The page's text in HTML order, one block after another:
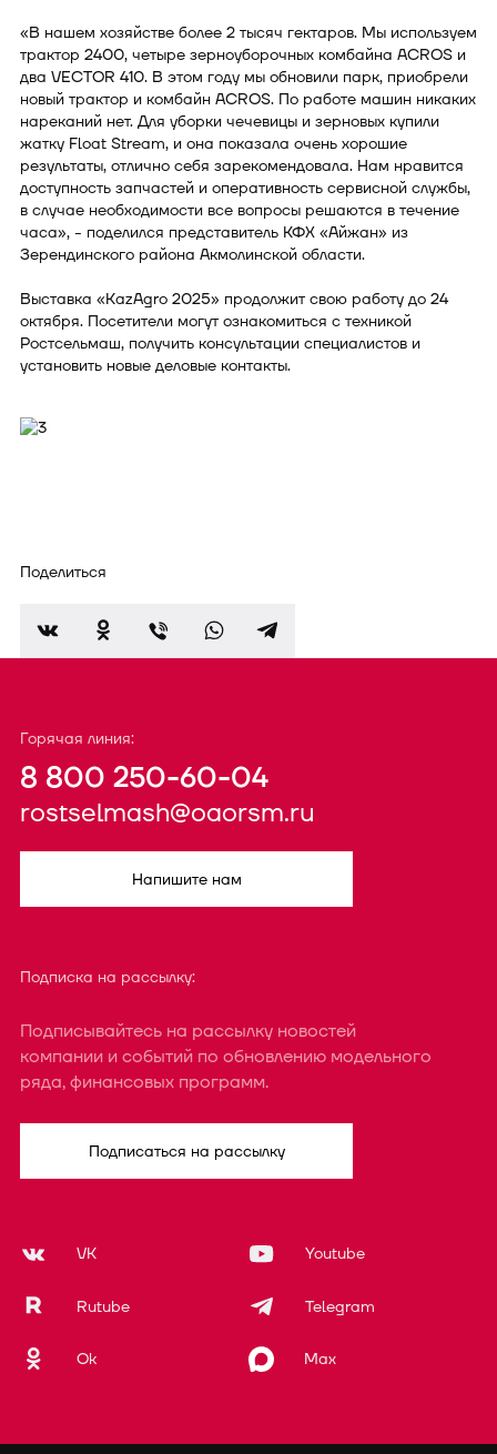
«В нашем хозяйстве более 2 тысяч гектаров. Мы используем
трактор 2400, четыре зерноуборочных комбайна ACROS и
два VECTOR 410. В этом году мы обновили парк, приобрели
новый трактор и комбайн ACROS. По работе машин никаких
нареканий нет. Для уборки чечевицы и зерновых купили
жатку Float Stream, и она показала очень хорошие
результаты, отлично себя зарекомендовала. Нам нравится
доступность запчастей и оперативность сервисной службы,
в случае необходимости все вопросы решаются в течение
часа», - поделился представитель КФХ «Айжан» из
Зерендинского района Акмолинской области.
Выставка «KazAgro 2025» продолжит свою работу до 24
октября. Посетители могут ознакомиться с техникой
Ростсельмаш, получить консультации специалистов и
установить новые деловые контакты.
Поделиться
Горячая линия:
8 800 250-60-04
rostselmash@oaorsm.ru
Напишите нам
Подписка на рассылку:
Подписывайтесь на рассылку новостей
компании и событий по обновлению модельного
ряда, финансовых программ.
Подписаться на рассылку
VK Youtube
Rutube Telegram
Ok Max